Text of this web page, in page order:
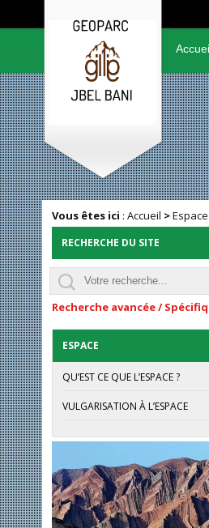
Vous êtes ici :Accueil >Espace
RECHERCHE DU SITE
Recherche avancée /
ESPACE
QU’EST CE QUE L’ESPACE ?
VULGARISATION À L’ESPACE